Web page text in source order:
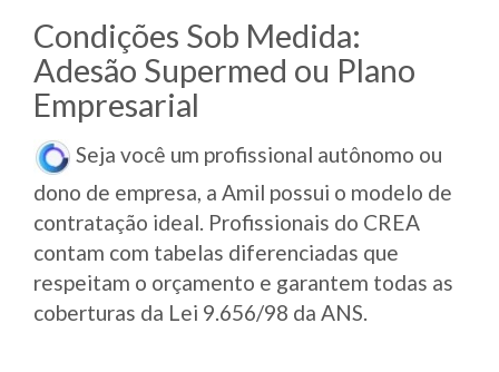
Condições Sob Medida:
Adesão Supermed ou Plano
Empresarial
Seja você um profissional autônomo ou
dono de empresa, a Amil possui o modelo de
contratação ideal. Profissionais do CREA
contam com tabelas diferenciadas que
respeitam o orçamento e garantem todas as
coberturas da Lei 9.656/98 da ANS.